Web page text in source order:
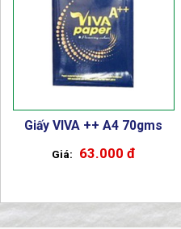
Giấy VIVA ++ A4 70gms
63.000 đ